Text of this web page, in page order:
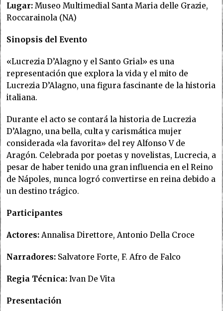
Lugar: Museo Multimedial Santa Maria delle Grazie,
Roccarainola (NA)
Sinopsis del Evento
«Lucrezia D’Alagno y el Santo Grial» es una
representación que explora la vida y el mito de
Lucrezia D’Alagno, una figura fascinante de la historia
italiana.
Durante el acto se contará la historia de Lucrezia
D’Alagno, una bella, culta y carismática mujer
considerada «la favorita» del rey Alfonso V de
Aragón. Celebrada por poetas y novelistas, Lucrecia, a
pesar de haber tenido una gran influencia en el Reino
de Nápoles, nunca logró convertirse en reina debido a
un destino trágico.
Participantes
Actores: Annalisa Direttore, Antonio Della Croce
Narradores: Salvatore Forte, F. Afro de Falco
Regia Técnica: Ivan De Vita
Presentación